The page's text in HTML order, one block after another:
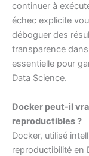
continuer à
échec explicite
déboguer des
transparence
essentielle pour
Data Science.
Docker peut-il
reproductibles ?
Docker, utilisé
reproductibilité en